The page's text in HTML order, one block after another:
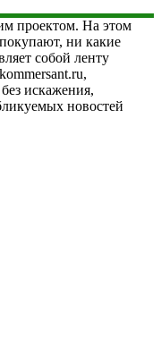
проектом. На этом
ни какие
собой ленту
искажения,
новостей